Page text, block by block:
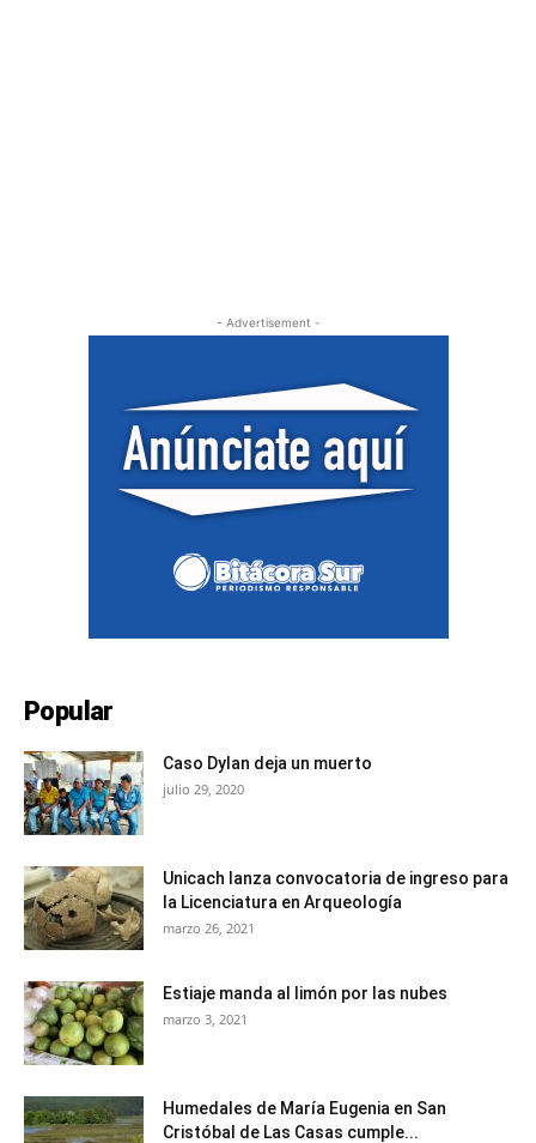
- Advertisement -
Popular
Caso Dylan deja un muerto
julio 29, 2020
Unicach lanza convocatoria de ingreso para
la Licenciatura en Arqueología
marzo 26, 2021
Estiaje manda al limón por las nubes
marzo 3, 2021
Humedales de María Eugenia en San
Cristóbal de Las Casas cumple...